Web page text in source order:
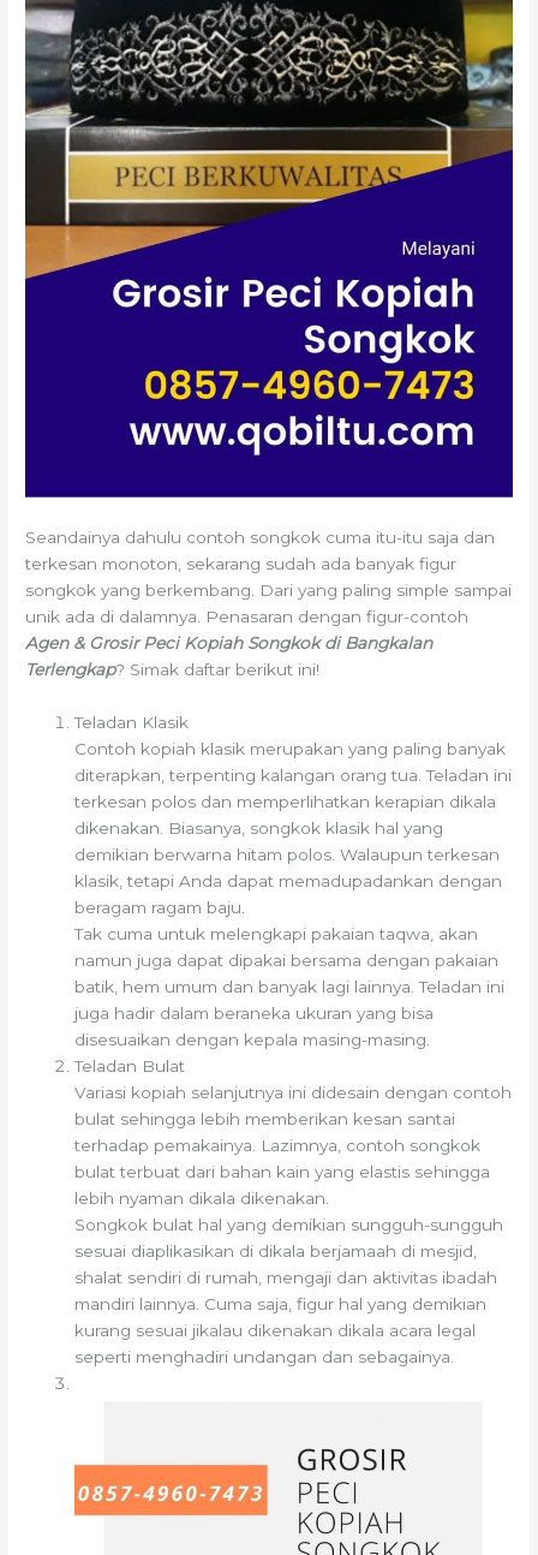
Seandainya dahulu contoh songkok cuma itu-itu saja dan
terkesan monoton, sekarang sudah ada banyak figur
songkok yang berkembang. Dari yang paling simple sampai
unik ada di dalamnya. Penasaran dengan figur-contoh
Agen & Grosir Peci Kopiah Songkok di Bangkalan
Terlengkap? Simak daftar berikut ini!
Teladan Klasik
Contoh kopiah klasik merupakan yang paling banyak
diterapkan, terpenting kalangan orang tua. Teladan ini
terkesan polos dan memperlihatkan kerapian dikala
dikenakan. Biasanya, songkok klasik hal yang
demikian berwarna hitam polos. Walaupun terkesan
klasik, tetapi Anda dapat memadupadankan dengan
beragam ragam baju.
Tak cuma untuk melengkapi pakaian taqwa, akan
namun juga dapat dipakai bersama dengan pakaian
batik, hem umum dan banyak lagi lainnya. Teladan ini
juga hadir dalam beraneka ukuran yang bisa
disesuaikan dengan kepala masing-masing.
Teladan Bulat
Variasi kopiah selanjutnya ini didesain dengan contoh
bulat sehingga lebih memberikan kesan santai
terhadap pemakainya. Lazimnya, contoh songkok
bulat terbuat dari bahan kain yang elastis sehingga
lebih nyaman dikala dikenakan.
Songkok bulat hal yang demikian sungguh-sungguh
sesuai diaplikasikan di dikala berjamaah di mesjid,
shalat sendiri di rumah, mengaji dan aktivitas ibadah
mandiri lainnya. Cuma saja, figur hal yang demikian
kurang sesuai jikalau dikenakan dikala acara legal
seperti menghadiri undangan dan sebagainya.